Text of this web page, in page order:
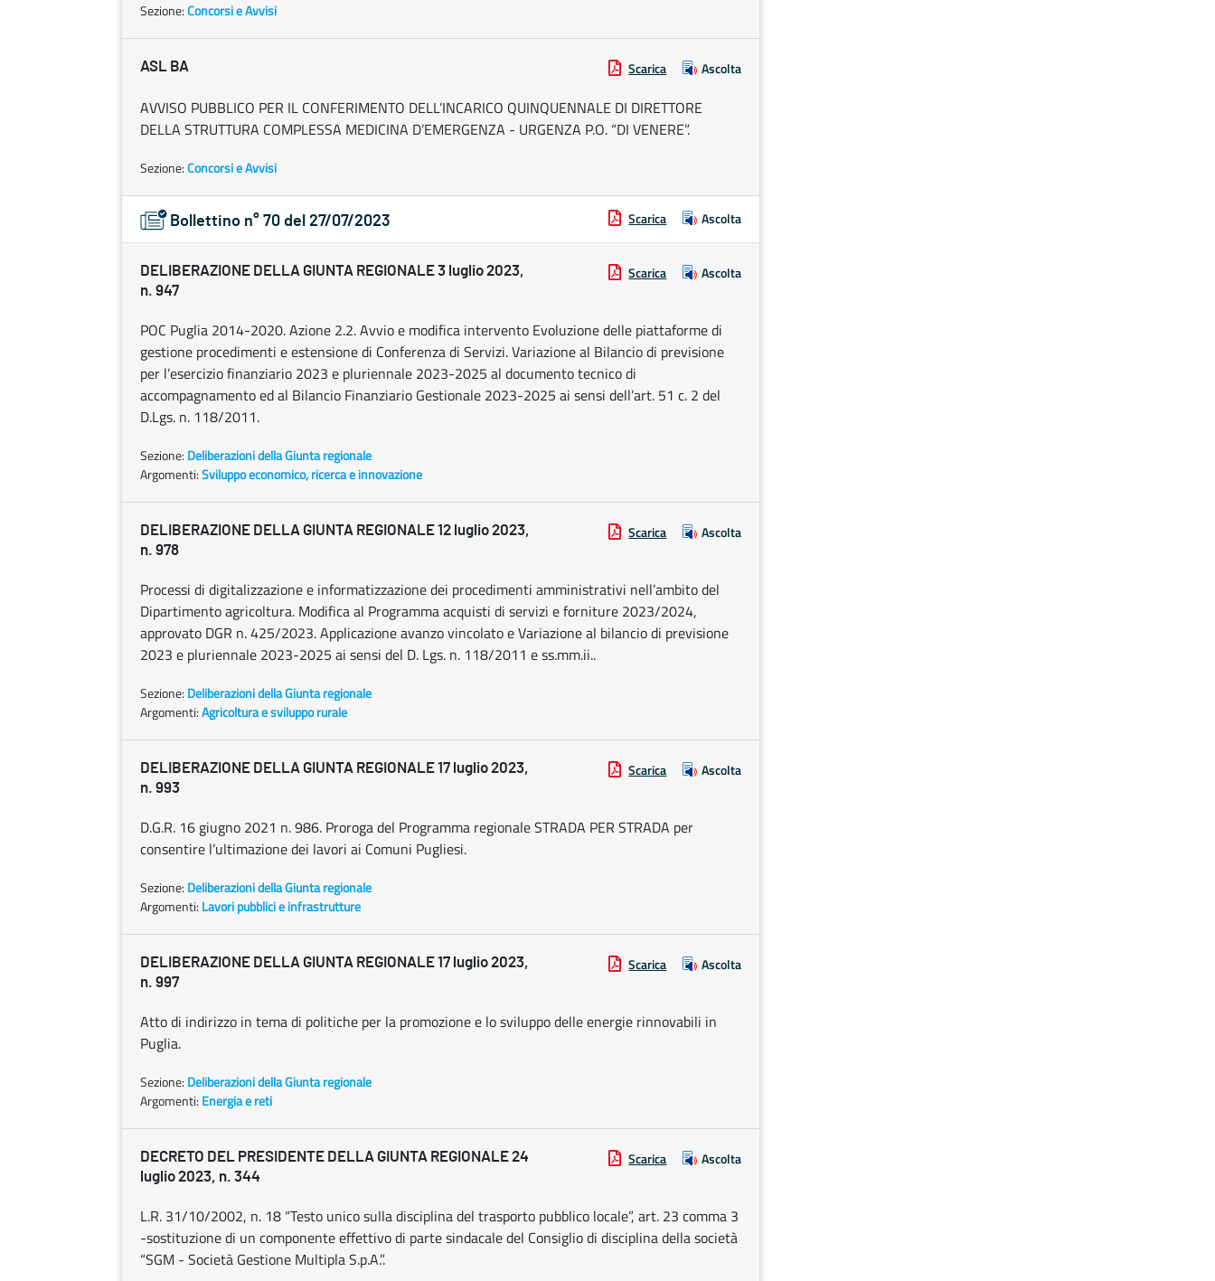
Sezione:Concorsi e Avvisi
ASL BA Scarica Ascolta
AVVISO PUBBLICO PER IL CONFERIMENTO DELL’INCARICO QUINQUENNALE DI DIRETTORE
DELLA STRUTTURA COMPLESSA MEDICINA D’EMERGENZA - URGENZA P.O. “DI VENERE”.
Sezione:Concorsi e Avvisi
Bollettino n° 70 del 27/07/2023 Scarica Ascolta
DELIBERAZIONE DELLA GIUNTA REGIONALE 3 luglio 2023,
n. 947
Scarica Ascolta
POC Puglia 2014-2020. Azione 2.2. Avvio e modifica intervento Evoluzione delle piattaforme di
gestione procedimenti e estensione di Conferenza di Servizi. Variazione al Bilancio di previsione
per l’esercizio finanziario 2023 e pluriennale 2023-2025 al documento tecnico di
accompagnamento ed al Bilancio Finanziario Gestionale 2023-2025 ai sensi dell’art. 51 c. 2 del
D.Lgs. n. 118/2011.
Sezione: Deliberazioni della Giunta regionale
Argomenti:Sviluppo economico, ricerca e innovazione
DELIBERAZIONE DELLA GIUNTA REGIONALE 12 luglio 2023,
n. 978
Scarica Ascolta
Processi di digitalizzazione e informatizzazione dei procedimenti amministrativi nell’ambito del
Dipartimento agricoltura. Modifica al Programma acquisti di servizi e forniture 2023/2024,
approvato DGR n. 425/2023. Applicazione avanzo vincolato e Variazione al bilancio di previsione
2023 e pluriennale 2023-2025 ai sensi del D. Lgs. n. 118/2011 e ss.mm.ii..
Sezione: Deliberazioni della Giunta regionale
Argomenti:Agricoltura e sviluppo rurale
DELIBERAZIONE DELLA GIUNTA REGIONALE 17 luglio 2023,
n. 993
Scarica Ascolta
D.G.R. 16 giugno 2021 n. 986. Proroga del Programma regionale STRADA PER STRADA per
consentire l’ultimazione dei lavori ai Comuni Pugliesi.
Sezione: Deliberazioni della Giunta regionale
Argomenti: Lavori pubblici e infrastrutture
DELIBERAZIONE DELLA GIUNTA REGIONALE 17 luglio 2023,
n. 997
Scarica Ascolta
Atto di indirizzo in tema di politiche per la promozione e lo sviluppo delle energie rinnovabili in
Puglia.
Sezione: Deliberazioni della Giunta regionale
Argomenti: Energia e reti
DECRETO DEL PRESIDENTE DELLA GIUNTA REGIONALE 24
luglio 2023, n. 344
Scarica Ascolta
L.R. 31/10/2002, n. 18 “Testo unico sulla disciplina del trasporto pubblico locale”, art. 23 comma 3
-sostituzione di un componente effettivo di parte sindacale del Consiglio di disciplina della società
“SGM - Società Gestione Multipla S.p.A.”.